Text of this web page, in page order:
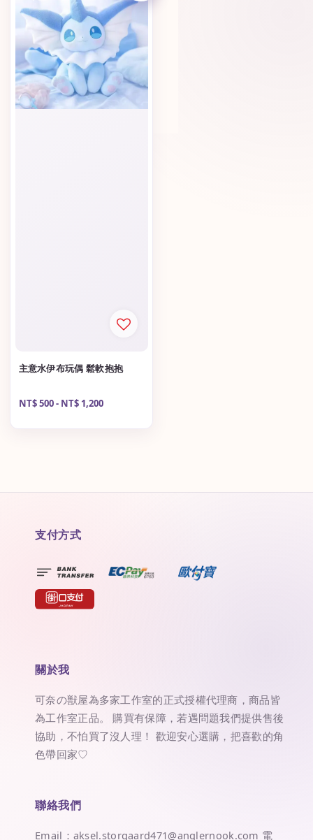
主意水伊布玩偶 鬆軟抱抱
Regular
NT$ 500- NT$ 1,200
支付方式
關於我
可奈の獣屋為多家工作室的正式授權代理商，商品皆
為工作室正品。 購買有保障，若遇問題我們提供售後
協助，不怕買了沒人理！ 歡迎安心選購，把喜歡的角
色帶回家♡
聯絡我們
Email：aksel.storgaard471@anglernook.com 電